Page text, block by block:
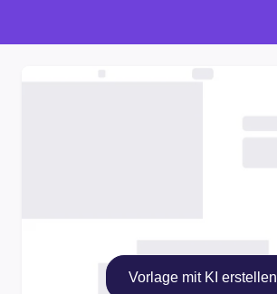
Vorlage mit KI erstellen